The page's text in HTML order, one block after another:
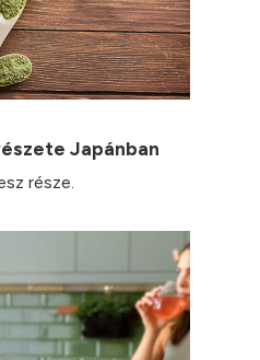
Japánban
része.